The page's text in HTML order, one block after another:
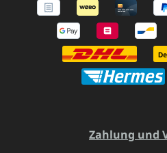
Zahlung und